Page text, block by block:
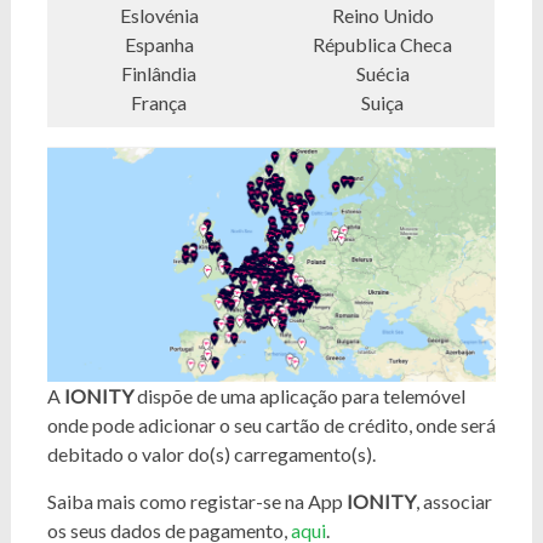
Eslovénia
Espanha
Finlândia
França
Reino Unido
Républica Checa
Suécia
Suiça
A IONITYdispõe de uma aplicação para telemóvel
onde pode adicionar o seu cartão de crédito, onde será
debitado o valor do(s) carregamento(s).
Saiba mais como registar-se na App IONITY, associar
os seus dados de pagamento,aqui.